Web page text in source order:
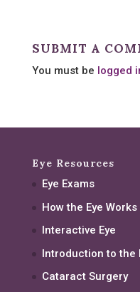
SUBMIT A
You must be logged
Eye Resources
Eye Exams
How the Eye Works
Interactive Eye
Introduction to the
Cataract Surgery